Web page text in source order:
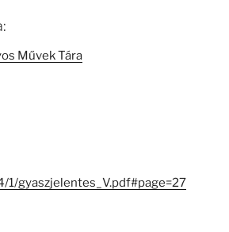
Művek Tára
1/gyaszjelentes_V.pdf#page=27